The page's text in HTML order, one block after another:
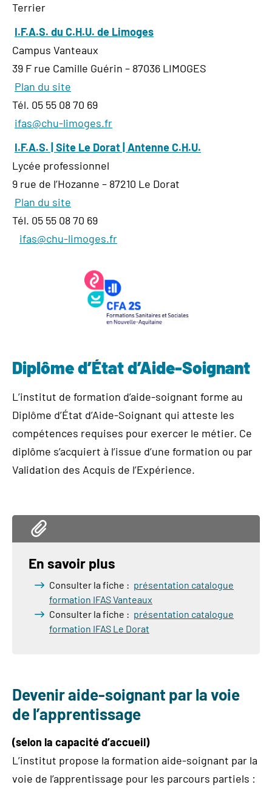
Terrier
I.F.A.S. du C.H.U. de Limoges
Campus Vanteaux
39 F rue Camille Guérin – 87036 LIMOGES
Plan du site
Tél. 05 55 08 70 69
ifas@chu-limoges.fr
I.F.A.S. | Site Le Dorat | Antenne C.H.U.
Lycée professionnel
9 rue de l’Hozanne – 87210 Le Dorat
Plan du site
Tél. 05 55 08 70 69
ifas@chu-limoges.fr
Diplôme d’État d’Aide-Soignant
L’institut de formation d’aide-soignant forme au
Diplôme d’État d’Aide-Soignant qui atteste les
compétences requises pour exercer le métier. Ce
diplôme s’acquiert à l’issue d’une formation ou par
Validation des Acquis de l’Expérience.
En savoir plus
Consulter la fiche : présentation catalogue
formation IFAS Vanteaux
Consulter la fiche : présentation catalogue
formation IFAS Le Dorat
Devenir aide-soignant par la voie
de l’apprentissage
(selon la capacité d’accueil)
L’institut propose la formation aide-soignant par la
voie de l’apprentissage pour les parcours partiels :